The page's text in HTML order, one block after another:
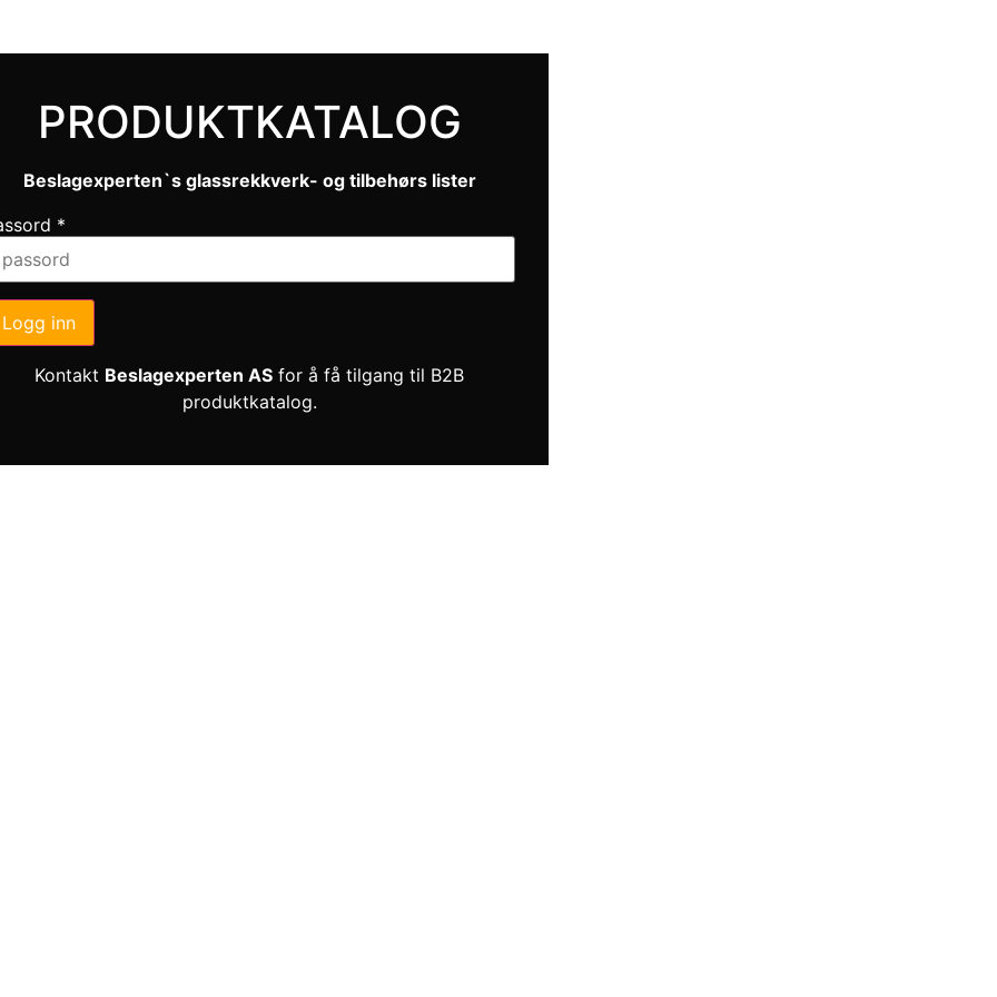
PRODUKTKATALOG
Beslagexperten`s glassrekkverk- og tilbehørs lister
*
Logg inn
Kontakt Beslagexperten AS for å få tilgang til B2B
produktkatalog.